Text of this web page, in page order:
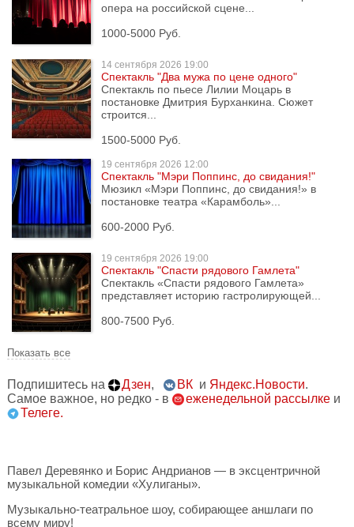
опера на российской сцене...
1000-5000 Руб.
14 сентября 2026 19:00
Спектакль "Два мужа по цене одного"
Спектакль по пьесе Лилии Моцарь в
постановке Дмитрия Бурханкина. Сюжет
строится...
1500-5000 Руб.
19 сентября 2026 12:00
Спектакль "Мэри Поппинс, до свидания!"
Мюзикл «Мэри Поппинс, до свидания!» в
постановке театра «Карамболь»...
600-2000 Руб.
19 сентября 2026 19:00
Спектакль "Спасти рядового Гамлета"
Спектакль «Спасти рядового Гамлета»
представляет историю гастролирующей...
800-7500 Руб.
Показать все
Подпишитесь на Дзен, ВК и Яндекс.Новости.
Самое важное, но редко - в
еженедельной рассылке и
Телеге.
Павел Деревянко и Борис Андрианов — в эксцентричной
музыкальной комедии «Хулиганы».
Музыкально-театральное шоу, собирающее аншлаги по
всему миру!